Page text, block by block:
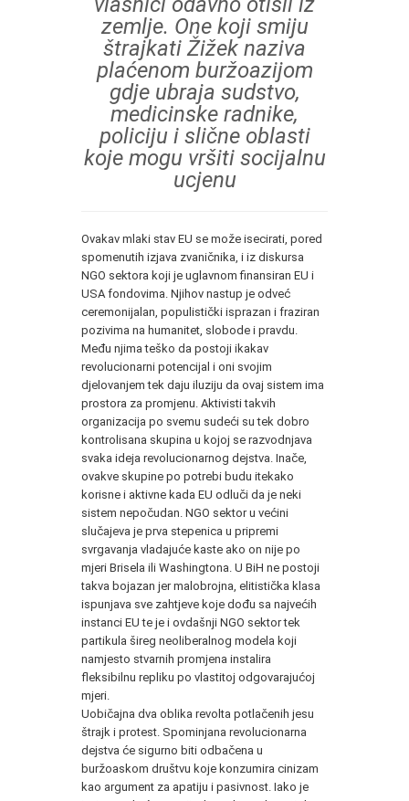
zemlje. One koji smiju
štrajkati Žižek naziva
plaćenom buržoazijom
gdje ubraja sudstvo,
medicinske radnike,
policiju i slične oblasti
koje mogu vršiti socijalnu
ucjenu
Ovakav mlaki stav EU se može isecirati, pored
spomenutih izjava zvaničnika, i iz diskursa
NGO sektora koji je uglavnom finansiran EU i
USA fondovima. Njihov nastup je odveć
ceremonijalan, populistički isprazan i fraziran
pozivima na humanitet, slobode i pravdu.
Među njima teško da postoji ikakav
revolucionarni potencijal i oni svojim
djelovanjem tek daju iluziju da ovaj sistem ima
prostora za promjenu. Aktivisti takvih
organizacija po svemu sudeći su tek dobro
kontrolisana skupina u kojoj se razvodnjava
svaka ideja revolucionarnog dejstva. Inače,
ovakve skupine po potrebi budu itekako
korisne i aktivne kada EU odluči da je neki
sistem nepočudan. NGO sektor u većini
slučajeva je prva stepenica u pripremi
svrgavanja vladajuće kaste ako on nije po
mjeri Brisela ili Washingtona. U BiH ne postoji
takva bojazan jer malobrojna, elitistička klasa
ispunjava sve zahtjeve koje dođu sa najvećih
instanci EU te je i ovdašnji NGO sektor tek
partikula šireg neoliberalnog modela koji
namjesto stvarnih promjena instalira
fleksibilnu repliku po vlastitoj odgovarajućoj
mjeri.
Uobičajna dva oblika revolta potlačenih jesu
štrajk i protest. Spominjana revolucionarna
dejstva će sigurno biti odbačena u
buržoaskom društvu koje konzumira cinizam
kao argument za apatiju i pasivnost. Iako je